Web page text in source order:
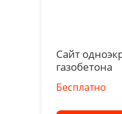
Сайт
газобетона
Бесплатно